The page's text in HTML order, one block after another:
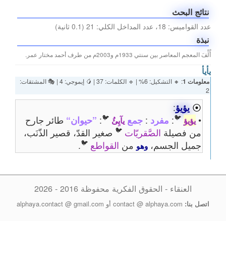
نتائج البحث
عدد القواميس: 18، عدد المداخل الكلي: 21 (0.1 ثانية)
نبذة
أُلِّفَ المعجم المعاصر بين سنتي 1933م و2003م من طرف أحمد مختار عمر.
يأيأ
معلومات 1
: 🔸 التشكيل: 6% | 🔹 الكلمات: 37 | 🥭 إيموجي: 4 | 🎭 المشتقات:
2
⦿ يؤيؤ:
• يؤيؤ 🐦
: مفرد : جمع يآيِئُ 🐦
: ”حيوان“ طائر جارح
من فصيلة الصَّقريّات 🐦صغير القدّ، قصير الذّنَب،
جميل الجسم، وهومن القواطع 🐦
.
العنقاء - الحقوق الفكرية محفوظة 2016 - 2026
اتصل بنا: contact @ alphaya.com أو alphaya.contact @ gmail.com